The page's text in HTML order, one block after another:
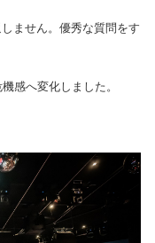
ません。優秀な質問をす
感へ変化しました。